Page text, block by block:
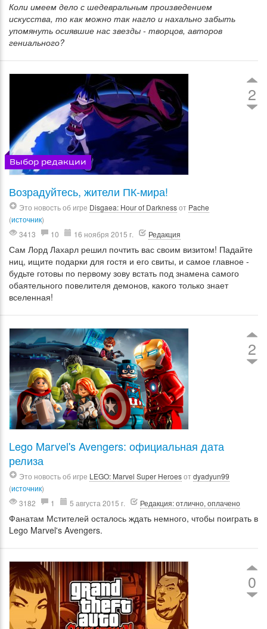
Коли имеем дело с шедевральным произведением
искусства, то как можно так нагло и нахально забыть
упомянуть осиявшие нас звезды - творцов, авторов
гениального?
2
Выбор редакции
Возрадуйтесь, жители ПК-мира!
Это новость об игре Disgaea: Hour of Darknessот Pache
(источник)
3413
10 16 ноября 2015 г. Редакция
Сам Лорд Лахарл решил почтить вас своим визитом! Падайте
ниц, ищите подарки для гостя и его свиты, и самое главное -
будьте готовы по первому зову встать под знамена самого
обаятельного повелителя демонов, какого только знает
вселенная!
2
Lego Marvel's Avengers: официальная дата
релиза
Это новость об игре LEGO: Marvel Super Heroesотdyadyun99
(источник)
3182
1 5 августа 2015 г. Редакция: отлично, оплачено
Фанатам Мстителей осталось ждать немного, чтобы поиграть в
Lego Marvel's Avengers.
0